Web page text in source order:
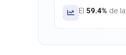
El 59.4% de